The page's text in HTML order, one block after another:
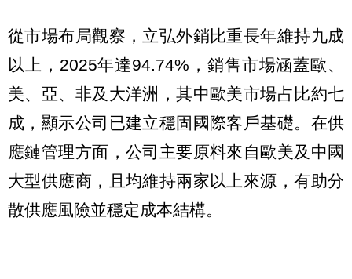
從市場布局觀察，立弘外銷比重長年維持九成
以上，2025年達94.74%，銷售市場涵蓋歐、
美、亞、非及大洋洲，其中歐美市場占比約七
成，顯示公司已建立穩固國際客戶基礎。在供
應鏈管理方面，公司主要原料來自歐美及中國
大型供應商，且均維持兩家以上來源，有助分
散供應風險並穩定成本結構。